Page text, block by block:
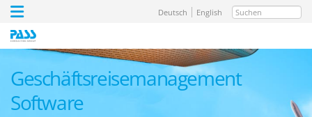
Suchen
Deutsch English
Geschäftsreisemanagement
Software